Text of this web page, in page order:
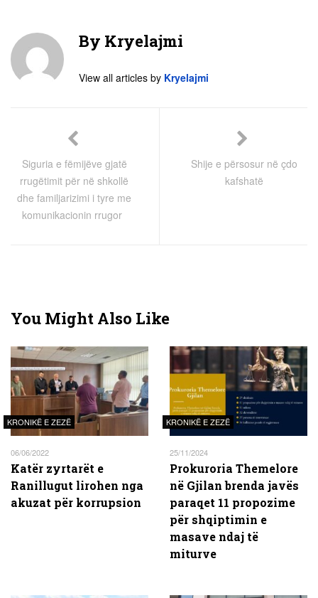
By Kryelajmi
View all articles by Kryelajmi
Siguria e fëmijëve gjatë
rrugëtimit për në shkollë
dhe familjarizimi i tyre me
komunikacionin rrugor
Shije e përsosur në çdo
kafshatë
You Might Also Like
KRONIKË E ZEZË
06/06/2022
Katër zyrtarët e
Ranillugut lirohen nga
akuzat për korrupsion
KRONIKË E ZEZË
25/11/2024
Prokuroria Themelore
në Gjilan brenda javës
paraqet 11 propozime
për shqiptimin e
masave ndaj të
miturve